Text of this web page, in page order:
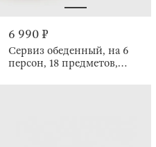
6 990 ₽
Сервиз обеденный, на 6
персон, 18 предметов,